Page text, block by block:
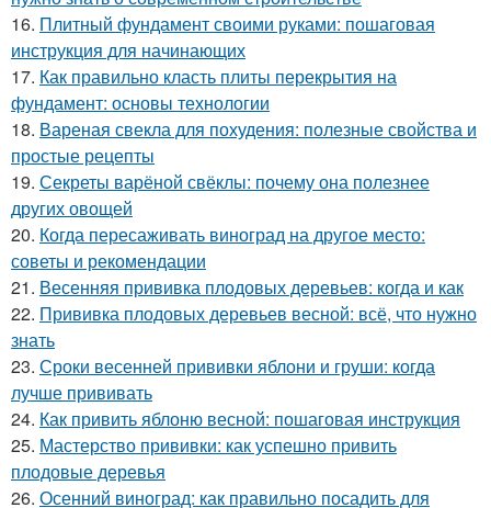
16. Плитный фундамент своими руками: пошаговая
инструкция для начинающих
17. Как правильно класть плиты перекрытия на
фундамент: основы технологии
18. Вареная свекла для похудения: полезные свойства и
простые рецепты
19. Секреты варёной свёклы: почему она полезнее
других овощей
20. Когда пересаживать виноград на другое место:
советы и рекомендации
21. Весенняя прививка плодовых деревьев: когда и как
22. Прививка плодовых деревьев весной: всё, что нужно
знать
23. Сроки весенней прививки яблони и груши: когда
лучше прививать
24. Как привить яблоню весной: пошаговая инструкция
25. Мастерство прививки: как успешно привить
плодовые деревья
26. Осенний виноград: как правильно посадить для